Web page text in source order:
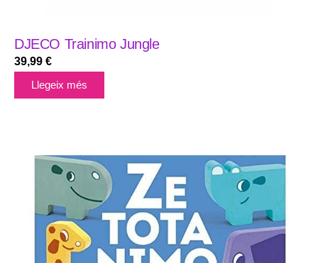
DJECO Trainimo Jungle
39,99 €
Llegeix més